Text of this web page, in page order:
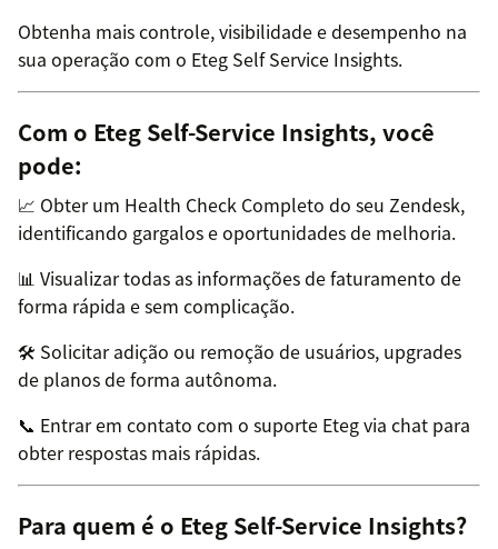
Obtenha mais controle, visibilidade e desempenho na
sua operação com o Eteg Self Service Insights.
Com o Eteg Self-Service Insights, você
pode:
📈 Obter um Health Check Completo do seu Zendesk,
identificando gargalos e oportunidades de melhoria.
📊 Visualizar todas as informações de faturamento de
forma rápida e sem complicação.
🛠️ Solicitar adição ou remoção de usuários, upgrades
de planos de forma autônoma.
📞 Entrar em contato com o suporte Eteg via chat para
obter respostas mais rápidas.
Para quem é o Eteg Self-Service Insights?